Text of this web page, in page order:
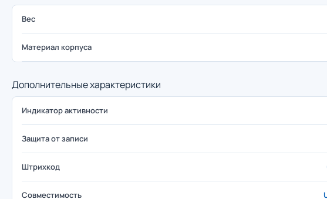
Вес
Материал корпуса
Дополнительные характеристики
Индикатор активности
Защита от записи
Штрихкод
Совместимость